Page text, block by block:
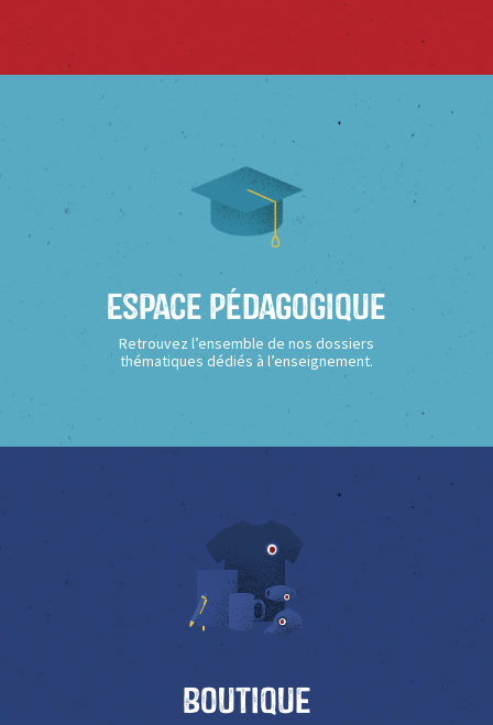
Espace Pédagogique
Retrouvez l’ensemble de nos dossiers
thématiques dédiés à l’enseignement.
Boutique